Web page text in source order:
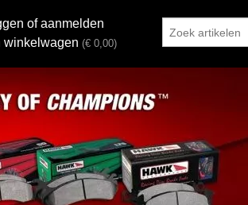
of aanmelden
winkelwagen (€0,00)